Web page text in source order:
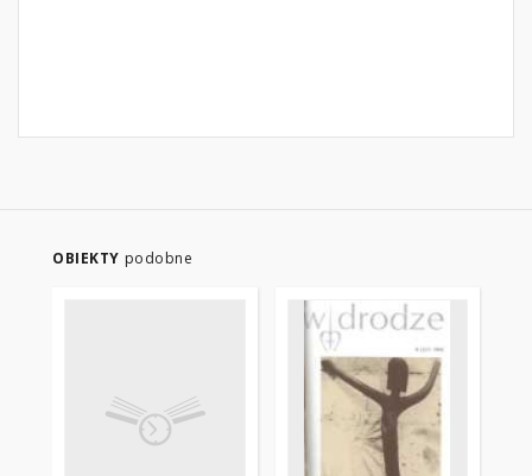
OBIEKTY podobne